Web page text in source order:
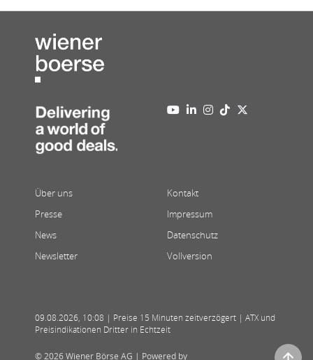
Über uns
Presse
News
Newsletter
Kontakt
Impressum
Datenschutz
Vollversion
09.08.2026, 10:08 | Preise 15 Minuten zeitverzögert | ATX und
Preisindikationen Dritter in Echtzeit
© 2026 Wiener Börse AG | Powered by